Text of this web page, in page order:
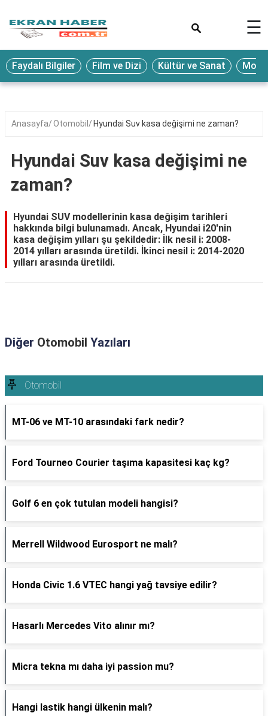
Eğitim
Ekonomi
Seyahat
Oyun
Yaşam
Hukuk
Blog
☰
Faydalı Bilgiler Film ve Dizi Kültür ve Sanat
Anasayfa Otomobil Hyundai Suv kasa değişimi ne zaman?
Hyundai Suv kasa değişimi ne
zaman?
Hyundai SUV modellerinin kasa değişim tarihleri
hakkında bilgi bulunamadı. Ancak, Hyundai i20'nin
kasa değişim yılları şu şekildedir: İlk nesil i: 2008-
2014 yılları arasında üretildi. İkinci nesil i: 2014-2020
yılları arasında üretildi.
Diğer Otomobil Yazıları
Otomobil
MT-06 ve MT-10 arasındaki fark nedir?
Ford Tourneo Courier taşıma kapasitesi kaç kg?
Golf 6 en çok tutulan modeli hangisi?
Merrell Wildwood Eurosport ne malı?
Honda Civic 1.6 VTEC hangi yağ tavsiye edilir?
Hasarlı Mercedes Vito alınır mı?
Micra tekna mı daha iyi passion mu?
Hangi lastik hangi ülkenin malı?